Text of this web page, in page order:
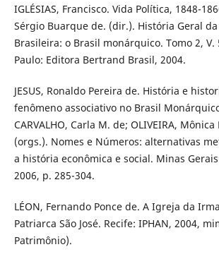
IGLÉSIAS, Francisco. Vida Política, 1848-
Sérgio Buarque de. (dir.). História Geral
Brasileira: o Brasil monárquico. Tomo 2, V.
Paulo: Editora Bertrand Brasil, 2004.
JESUS, Ronaldo Pereira de. História e
fenômeno associativo no Brasil
CARVALHO, Carla M. de; OLIVEIRA,
(orgs.). Nomes e Números: alternativas
a história econômica e social. Minas
2006, p. 285-304.
LÉON, Fernando Ponce de. A Igreja da
Patriarca São José. Recife: IPHAN, 2004,
Patrimônio).